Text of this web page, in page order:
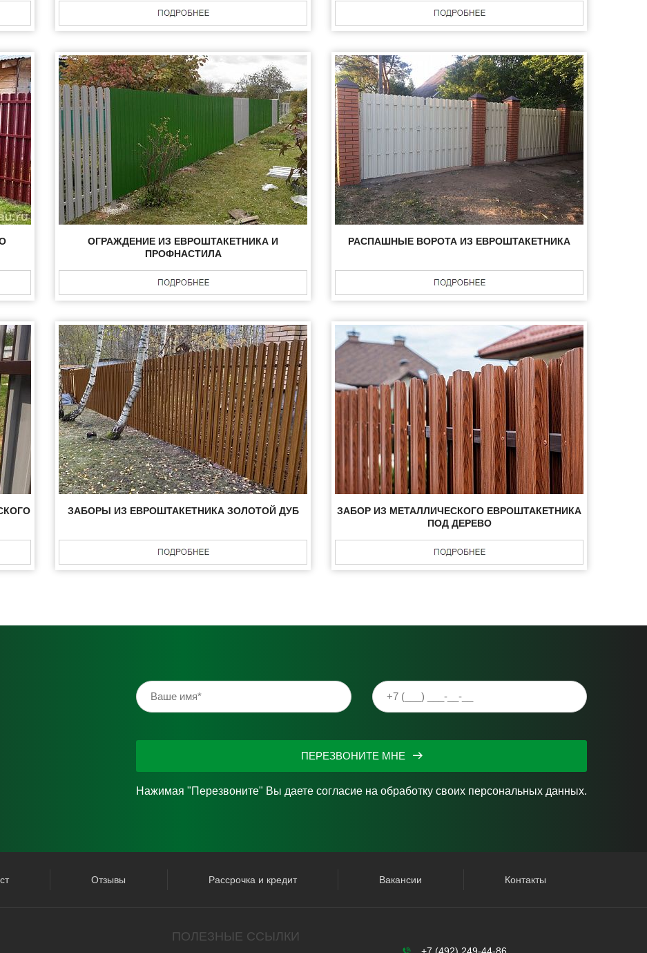
ОГРАЖДЕНИЕ ИЗ ЕВРОШТАКЕТНИКА И
ПРОФНАСТИЛА
РАСПАШНЫЕ ВОРОТА ИЗ ЕВРОШТАКЕТНИКА
ЗАБОРЫ ИЗ ЕВРОШТАКЕТНИКА ЗОЛОТОЙ ДУБ
ЗАБОР ИЗ МЕТАЛЛИЧЕСКОГО ЕВРОШТАКЕТНИКА
ПОД ДЕРЕВО
ПЕРЕЗВОНИТЕ МНЕ
Нажимая "Перезвоните" Вы даете согласие на обработку своих персональных данных.
Отзывы Рассрочка и кредит Вакансии Контакты
ПОЛЕЗНЫЕ ССЫЛКИ
+7 (492) 249-44-86